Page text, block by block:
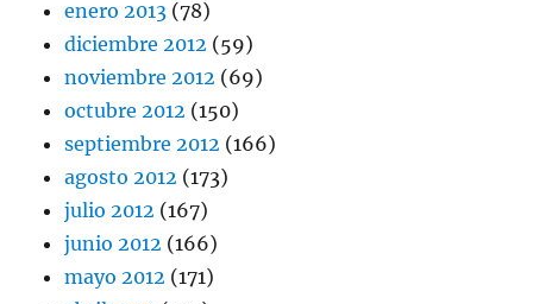
enero 2013 (78)
diciembre 2012 (59)
noviembre 2012 (69)
octubre 2012 (150)
septiembre 2012 (166)
agosto 2012 (173)
julio 2012 (167)
junio 2012 (166)
mayo 2012 (171)